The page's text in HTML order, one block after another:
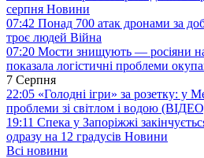
серпня Новини
07:42 Понад 700 атак дронами за
троє людей Війна
07:20 Мости знищують — росіяни
показала логістичні проблеми
7 Серпня
22:05 «Голодні ігри» за розетку: у
проблеми зі світлом і водою
19:11 Спека у Запоріжжі
одразу на 12 градусів Новини
Всі новини